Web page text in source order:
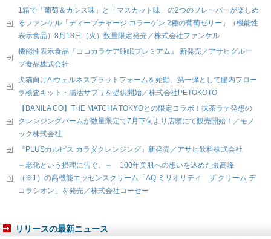
1箱で「葡萄＆カシス味」と「マスカット味」の2つのフレーバーが楽しめ
るファンケル「ディープチャージ コラーゲン 2種の葡萄ゼリー」（機能性
表示食品）8月18日（火）数量限定発売／株式会社ファンケル
機能性表示食品『ココカラケア睡眠プレミアム』 新発売／アサヒグルー
プ食品株式会社
犬猫向けAIウェルネスプラットフォームを始動。第一弾として腸内フロー
ラ検査キット・腸活サプリを提供開始／株式会社PETOKOTO
【BANILA CO】THE MATCHA TOKYOとの限定コラボ！抹茶ラテ発想の
クレンジングバームが数量限定で7月下旬より店頭にて販売開始！／モノ
ック株式会社
『PLUSカルピス カラダクレンジング』新発売／アサヒ飲料株式会社
～老化という摂理に告ぐ。～ 100年美肌への想いを込めた最高峰
（※1）の高機能エッセンスクリーム「AQ ミリオリティ ザ クリーム デ
コラシオン」を発売／株式会社コーセー
リリースの最新ニュース